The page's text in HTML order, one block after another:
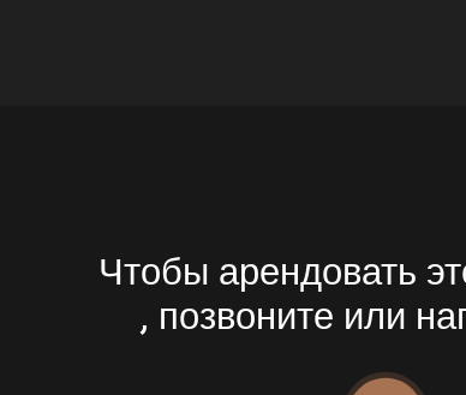
Чтобы арендовать
, позвоните или